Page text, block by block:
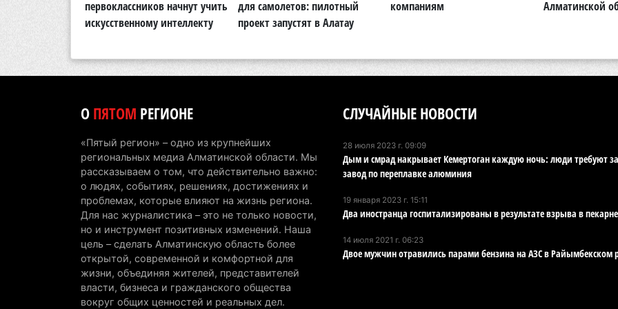
3
3
3
первоклассников начнут учить
искусственному интеллекту
для самолетов: пилотный
проект запустят в Алатау
компаниям
Алматинской
ОПЯТОМ РЕГИОНЕ
«Пятый регион» – одно из крупнейших
региональных медиа Алматинской области. Мы
рассказываем о том, что действительно важно:
о людях, событиях, решениях, достижениях и
проблемах, которые влияют на жизнь региона.
Для нас журналистика – это не только новости,
но и инструмент позитивных изменений. Наша
цель – сделать Алматинскую область более
открытой, современной и комфортной для
жизни, объединяя жителей, представителей
власти, бизнеса и гражданского общества
вокруг общих ценностей и реальных дел.
СЛУЧАЙНЫЕ НОВОСТИ
28 июля 2023 г. 09:09
Дым и смрад накрывает Кемертоган каждую ночь: люди требуют
завод по переплавке алюминия
19 января 2023 г. 15:11
Два иностранца госпитализированы в результате взрыва в
14 июля 2021 г. 06:23
Двое мужчин отравились парами бензина на АЗС в Райымбекском